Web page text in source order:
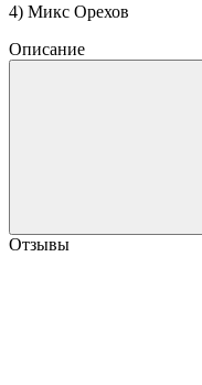
4) Микс Орехов
Описание
Отзывы